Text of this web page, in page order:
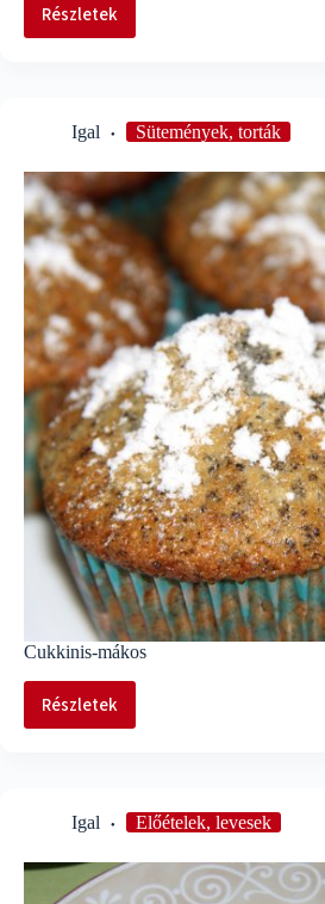
Részletek
Cukkinis
Igal Sütemények, torták
Cukkinis-mákos
Részletek
Cukkinis-
Igal Előételek, levesek